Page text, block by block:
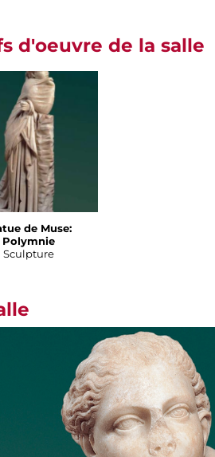
d'oeuvre de la salle
de Muse:
Polymnie
Sculpture